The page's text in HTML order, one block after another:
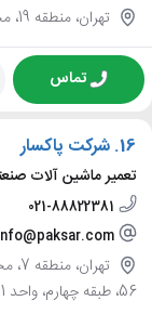
تهران، منطقه 19، محله نعمت آباد، نعمت آباد، خیابان طالقانی، پلاک 692
تماس
16. شرکت پاکسار
تعمیر ماشین آلات
021-88822381
56، طبقه چهارم، واحد 11